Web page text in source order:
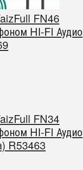
FN46
HI-FI Аудио
FN34
HI-FI Аудио
R53463